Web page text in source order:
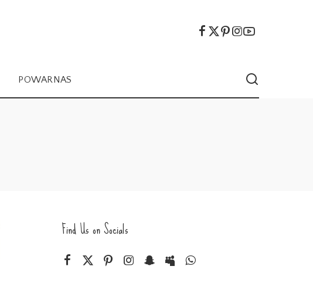
POWARNAS
Find Us on Socials